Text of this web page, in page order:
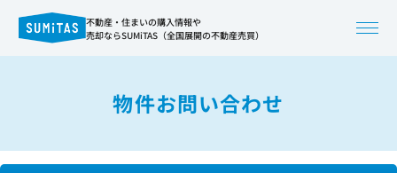
不動産・住まいの購入情報や
売却ならSUMiTAS（全国展開の不動産売買）
物件お問い合わせ